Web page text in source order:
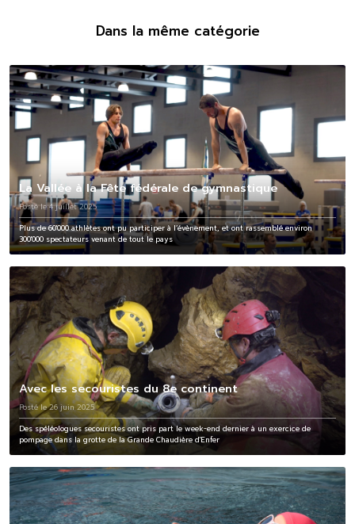
Dans la même catégorie
La Vallée à la Fête fédérale de gymnastique
Posté le 4 juillet 2025
Plus de 60'000 athlètes ont pu participer à l’évènement, et ont rassemblé environ
300'000 spectateurs venant de tout le pays
Avec les secouristes du 8e continent
Posté le 26 juin 2025
Des spéléologues secouristes ont pris part le week-end dernier à un exercice de
pompage dans la grotte de la Grande Chaudière d'Enfer